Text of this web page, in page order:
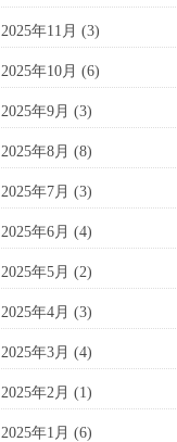
2025年11月 (3)
2025年10月 (6)
2025年9月 (3)
2025年8月 (8)
2025年7月 (3)
2025年6月 (4)
2025年5月 (2)
2025年4月 (3)
2025年3月 (4)
2025年2月 (1)
2025年1月 (6)